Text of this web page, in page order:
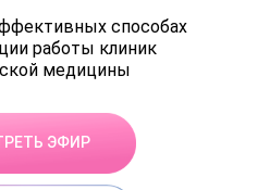
способах
работы клиник
медицины
ЭФИР